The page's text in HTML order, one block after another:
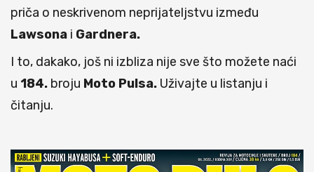
priča o neskrivenom neprijateljstvu između
Lawsona i Gardnera.
I to, dakako, još ni izbliza nije sve što možete naći
u 184. broju Moto Pulsa. Uživajte u listanju i
čitanju.